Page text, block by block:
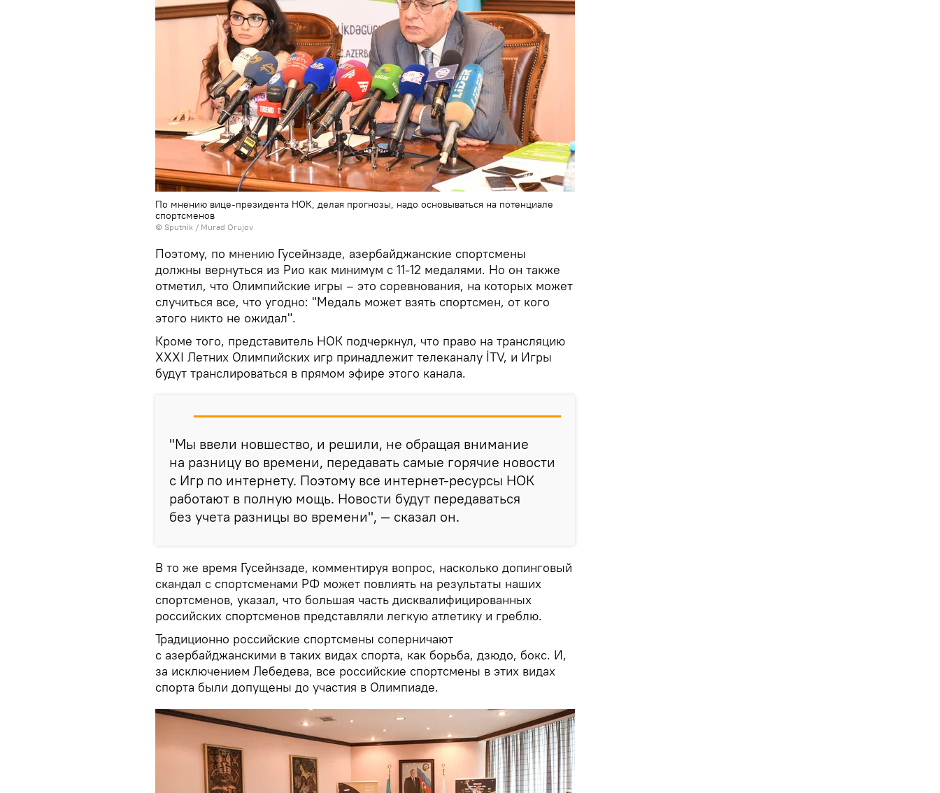
По мнению вице-президента НОК, делая прогнозы, надо основываться на потенциале
спортсменов
© Sputnik / Murad Orujov
Поэтому, по мнению Гусейнзаде, азербайджанские спортсмены
должны вернуться из Рио как минимум с 11-12 медалями. Но он также
отметил, что Олимпийские игры – это соревнования, на которых может
случиться все, что угодно: "Медаль может взять спортсмен, от кого
этого никто не ожидал".
Кроме того, представитель НОК подчеркнул, что право на трансляцию
XXXI Летних Олимпийских игр принадлежит телеканалу İTV, и Игры
будут транслироваться в прямом эфире этого канала.
"Мы ввели новшество, и решили, не обращая внимание
на разницу во времени, передавать самые горячие новости
с Игр по интернету. Поэтому все интернет-ресурсы НОК
работают в полную мощь. Новости будут передаваться
без учета разницы во времени", — сказал он.
В то же время Гусейнзаде, комментируя вопрос, насколько допинговый
скандал с спортсменами РФ может повлиять на результаты наших
спортсменов, указал, что большая часть дисквалифицированных
российских спортсменов представляли легкую атлетику и греблю.
Традиционно российские спортсмены соперничают
с азербайджанскими в таких видах спорта, как борьба, дзюдо, бокс. И,
за исключением Лебедева, все российские спортсмены в этих видах
спорта были допущены до участия в Олимпиаде.